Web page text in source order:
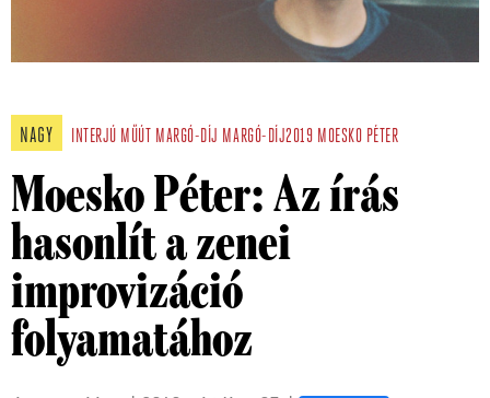
NAGY INTERJÚ MŰÚT MARGÓ-DÍJ MARGÓ-DÍJ2019 MOESKO PÉTER
Moesko Péter: Az írás
hasonlít a zenei
improvizáció
folyamatához